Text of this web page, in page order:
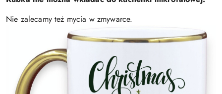
Nie zalecamy też mycia w zmywarce.